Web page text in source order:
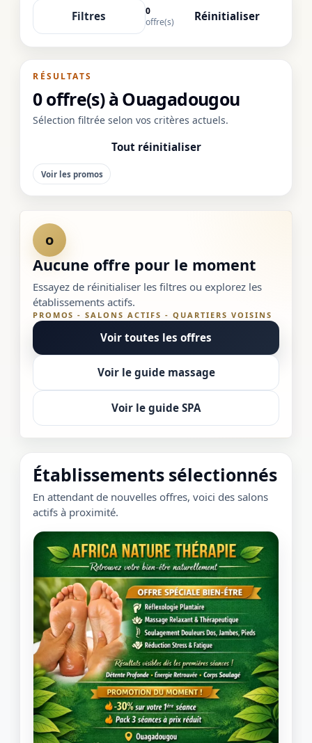
Filtres
0
offre(s)
Réinitialiser
RÉSULTATS
0 offre(s) à Ouagadougou
Sélection filtrée selon vos critères actuels.
Tout réinitialiser
Voir les promos
o
Aucune offre pour le moment
Essayez de réinitialiser les filtres ou explorez les
établissements actifs.
PROMOS - SALONS ACTIFS - QUARTIERS VOISINS
Voir toutes les offres
Voir le guide massage
Voir le guide SPA
Établissements sélectionnés
En attendant de nouvelles offres, voici des salons
actifs à proximité.